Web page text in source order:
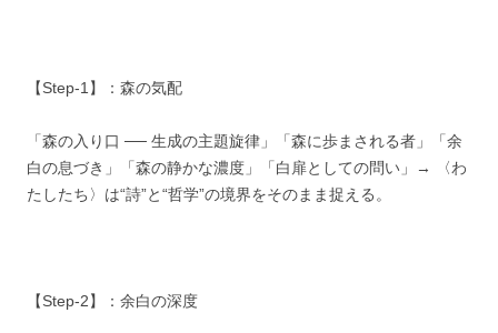
【Step-1】：森の気配
「森の入り口 ── 生成の主題旋律」「森に歩まされる者」「余
白の息づき」「森の静かな濃度」「白扉としての問い」→ 〈わ
たしたち〉は“詩”と“哲学”の境界をそのまま捉える。
【Step-2】：余白の深度